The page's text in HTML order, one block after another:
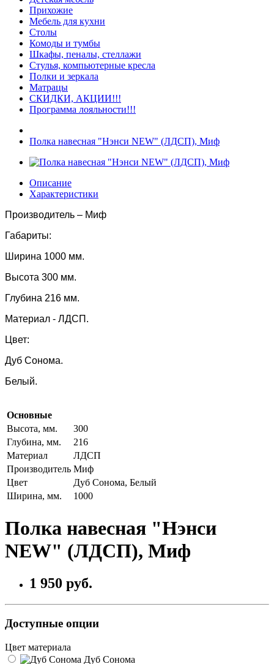
Прихожие
Мебель для кухни
Столы
Комоды и тумбы
Шкафы, пеналы, стеллажи
Стулья, компьютерные кресла
Полки и зеркала
Матрацы
СКИДКИ, АКЦИИ!!!
Программа лояльности!!!
Полка навесная "Нэнси NEW" (ЛДСП), Миф
Описание
Характеристики
Производитель – Миф
Габариты:
Ширина 1000 мм.
Высота 300 мм.
Глубина 216 мм.
Материал - ЛДСП.
Цвет:
Дуб Сонома.
Белый.
Основные
Высота, мм.
300
Глубина, мм.
216
Материал
ЛДСП
Производитель Миф
Цвет
Дуб Сонома, Белый
Ширина, мм.
1000
Полка навесная "Нэнси
NEW" (ЛДСП), Миф
1 950 руб.
Доступные опции
Цвет материала
Дуб Сонома